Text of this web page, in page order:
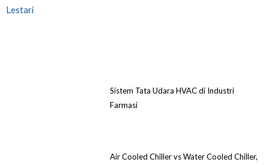
Sistem Tata Udara HVAC di Industri
Farmasi
Air Cooled Chiller vs Water Cooled Chiller,